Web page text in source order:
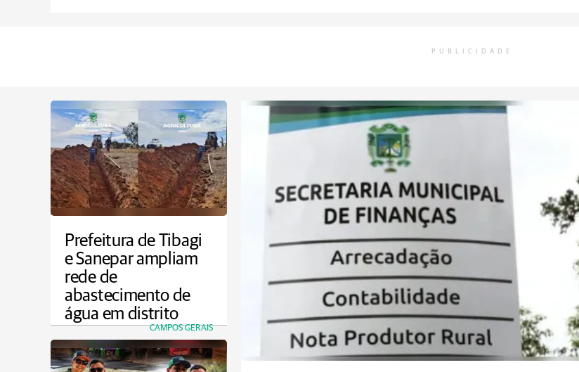
PUBLICIDADE
Prefeitura de Tibagi
e Sanepar ampliam
rede de
abastecimento de
água em distrito
CAMPOS GERAIS